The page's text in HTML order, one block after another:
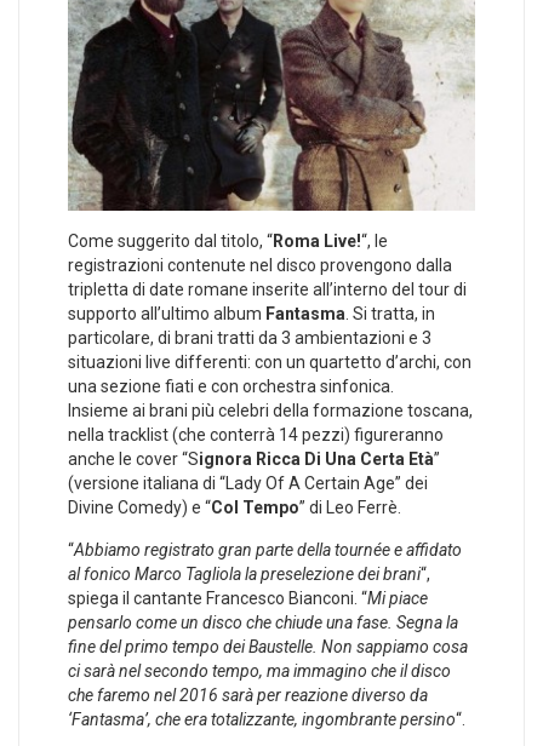
Come suggerito dal titolo, “Roma Live!“, le
registrazioni contenute nel disco provengono dalla
tripletta di date romane inserite all’interno del tour di
supporto all’ultimo album Fantasma . Si tratta, in
particolare, di brani tratti da 3 ambientazioni e 3
situazioni live differenti: con un quartetto d’archi, con
una sezione fiati e con orchestra sinfonica.
Insieme ai brani più celebri della formazione toscana,
nella tracklist (che conterrà 14 pezzi) figureranno
anche le cover “Signora Ricca Di Una Certa Età”
(versione italiana di “Lady Of A Certain Age” dei
Divine Comedy) e “Col Tempo” di Leo Ferrè.
“Abbiamo registrato gran parte della tournée e affidato
al fonico Marco Tagliola la preselezione dei brani“,
spiega il cantante Francesco Bianconi. “Mi piace
pensarlo come un disco che chiude una fase. Segna la
fine del primo tempo dei Baustelle. Non sappiamo cosa
ci sarà nel secondo tempo, ma immagino che il disco
che faremo nel 2016 sarà per reazione diverso da
‘Fantasma’, che era totalizzante, ingombrante persino“.